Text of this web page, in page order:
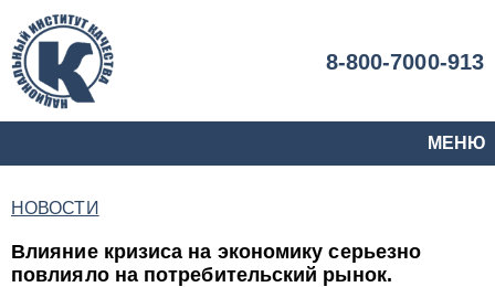
8-800-7000-913
МЕНЮ
НОВОСТИ
Влияние кризиса на экономику серьезно
повлияло на потребительский рынок.